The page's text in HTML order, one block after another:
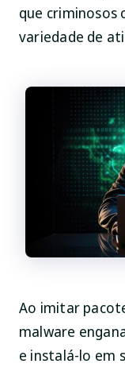
que criminosos
variedade de
Ao imitar
malware
e instalá-lo em